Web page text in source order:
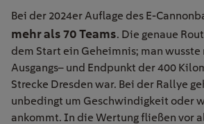
Bei der 2024er Auflage des E-
mehr als 70 Teams. Die genaue
dem Start ein Geheimnis; man wusste
Ausgangs– und Endpunkt der 400
Strecke Dresden war. Bei der Rallye
unbedingt um Geschwindigkeit oder
ankommt. In die Wertung fließen vor